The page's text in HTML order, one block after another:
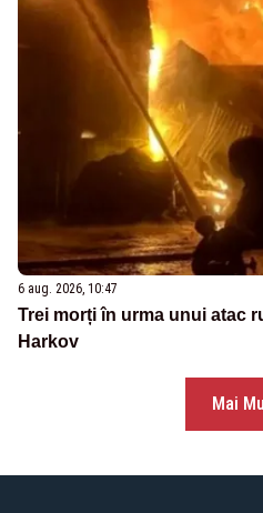
6 aug. 2026, 10:47
Trei morți în urma unui atac
Harkov
Mai